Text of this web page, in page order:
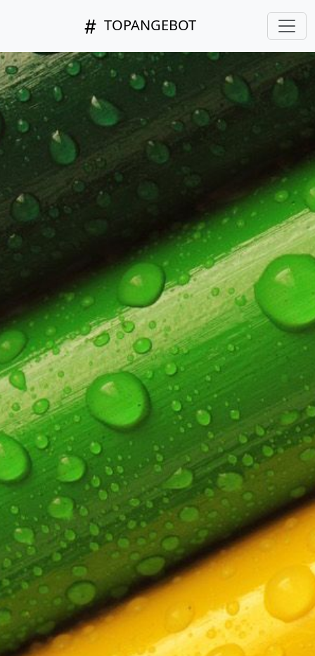
TOPANGEBOT